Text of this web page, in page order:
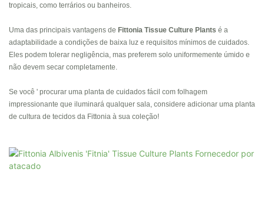
tropicais, como terrários ou banheiros.
Uma das principais vantagens de Fittonia Tissue Culture Plants é a
adaptabilidade a condições de baixa luz e requisitos mínimos de cuidados.
Eles podem tolerar negligência, mas preferem solo uniformemente úmido e
não devem secar completamente.
Se você ' procurar uma planta de cuidados fácil com folhagem
impressionante que iluminará qualquer sala, considere adicionar uma planta
de cultura de tecidos da Fittonia à sua coleção!